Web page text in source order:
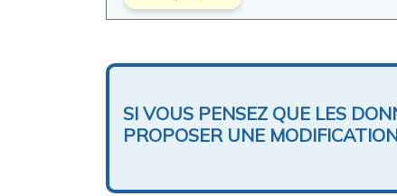
SI VOUS PENSEZ QUE LES
PROPOSER UNE